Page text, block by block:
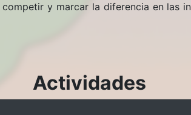
y marcar la diferencia en las
Actividades